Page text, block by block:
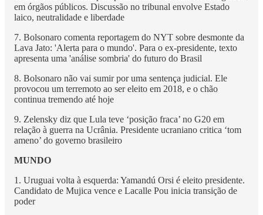
em órgãos públicos. Discussão no tribunal envolve Estado
laico, neutralidade e liberdade
7. Bolsonaro comenta reportagem do NYT sobre desmonte da
Lava Jato: 'Alerta para o mundo'. Para o ex-presidente, texto
apresenta uma 'análise sombria' do futuro do Brasil
8. Bolsonaro não vai sumir por uma sentença judicial. Ele
provocou um terremoto ao ser eleito em 2018, e o chão
continua tremendo até hoje
9. Zelensky diz que Lula teve ‘posição fraca’ no G20 em
relação à guerra na Ucrânia. Presidente ucraniano critica ‘tom
ameno’ do governo brasileiro
MUNDO
1. Uruguai volta à esquerda: Yamandú Orsi é eleito presidente.
Candidato de Mujica vence e Lacalle Pou inicia transição de
poder